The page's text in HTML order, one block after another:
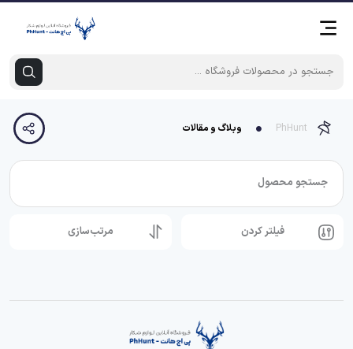
PhHunt وبلاگ و مقالات
جستجو محصول
فیلتر کردن مرتب‌سازی